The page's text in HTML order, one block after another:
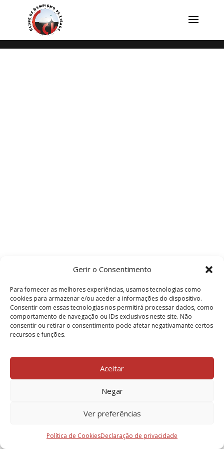
Gerir o Consentimento
Para fornecer as melhores experiências, usamos tecnologias como
cookies para armazenar e/ou aceder a informações do dispositivo.
Consentir com essas tecnologias nos permitirá processar dados, como
comportamento de navegação ou IDs exclusivos neste site. Não
consentir ou retirar o consentimento pode afetar negativamante certos
recursos e funções.
Aceitar
Negar
Ver preferências
Política de CookiesDeclaração de privacidade
This content is restricted!